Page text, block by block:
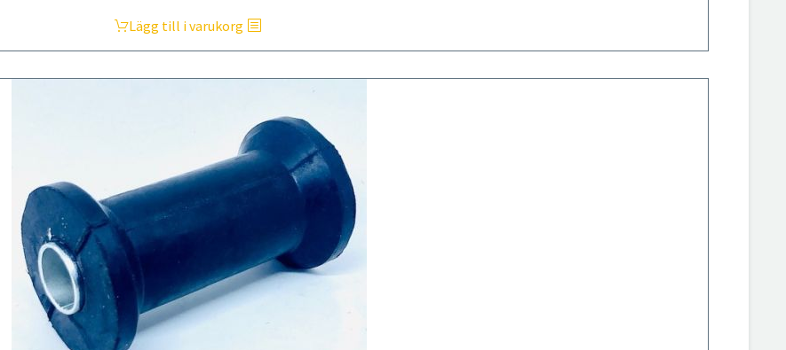
Lägg till i varukorg